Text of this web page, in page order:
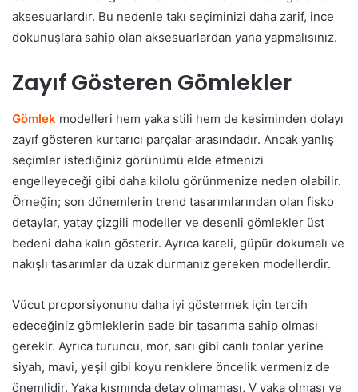
aksesuarlardır. Bu nedenle takı seçiminizi daha zarif, ince
dokunuşlara sahip olan aksesuarlardan yana yapmalısınız.
Zayıf Gösteren Gömlekler
Gömlek modelleri hem yaka stili hem de kesiminden dolayı
zayıf gösteren kurtarıcı parçalar arasındadır. Ancak yanlış
seçimler istediğiniz görünümü elde etmenizi
engelleyeceği gibi daha kilolu görünmenize neden olabilir.
Örneğin; son dönemlerin trend tasarımlarından olan fisko
detaylar, yatay çizgili modeller ve desenli gömlekler üst
bedeni daha kalın gösterir. Ayrıca kareli, güpür dokumalı ve
nakışlı tasarımlar da uzak durmanız gereken modellerdir.
Vücut proporsiyonunu daha iyi göstermek için tercih
edeceğiniz gömleklerin sade bir tasarıma sahip olması
gerekir. Ayrıca turuncu, mor, sarı gibi canlı tonlar yerine
siyah, mavi, yeşil gibi koyu renklere öncelik vermeniz de
önemlidir. Yaka kısmında detay olmaması, V yaka olması ve